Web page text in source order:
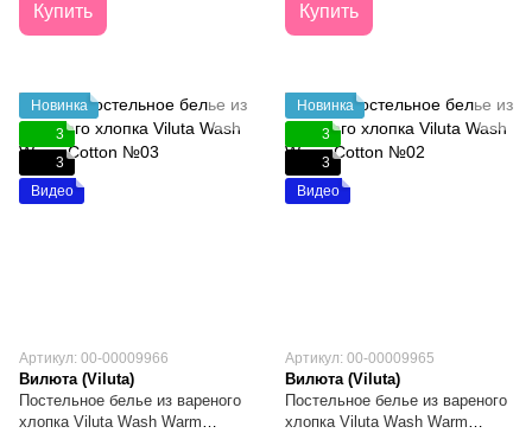
Купить Купить
Новинка
3
3
Видео
Артикул: 00-00009966
Вилюта (Viluta)
Постельное белье из вареного
хлопка Viluta Wash Warm
Новинка
3
3
Видео
Артикул: 00-00009965
Вилюта (Viluta)
Постельное белье из вареного
хлопка Viluta Wash Warm